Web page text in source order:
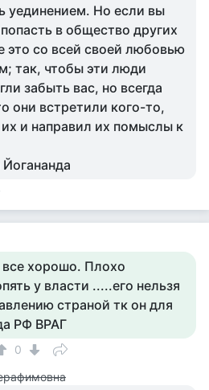
уединением. Но если вы
в общество других
это со всей своей любовью
так, чтобы эти люди
забыть вас, но всегда
они встретили кого-то,
и направил их помыслы к
хорошо. Плохо
у власти .....его нельзя
страной тк он для
РФ ВРАГ
0